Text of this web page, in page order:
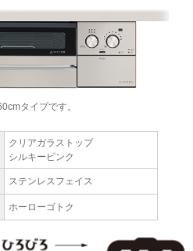
タイプです。
クリアガラストップ
シルキーピンク
ステンレスフェイス
ホーローゴトク